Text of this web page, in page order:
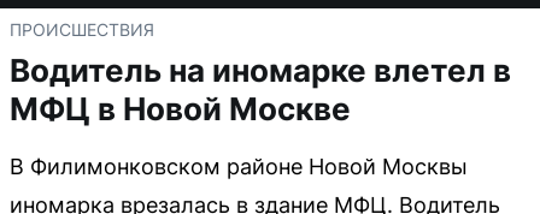
ПРОИСШЕСТВИЯ
Водитель на иномарке влетел в
МФЦ в Новой Москве
В Филимонковском районе Новой Москвы
иномарка врезалась в здание МФЦ. Водитель